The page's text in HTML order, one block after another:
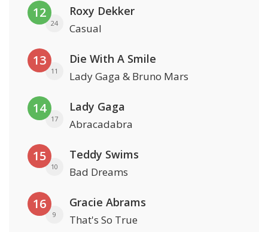
12
24
Roxy Dekker
Casual
13
11
Die With A Smile
Lady Gaga & Bruno Mars
14
17
Lady Gaga
Abracadabra
15
10
Teddy Swims
Bad Dreams
16
9
Gracie Abrams
That's So True